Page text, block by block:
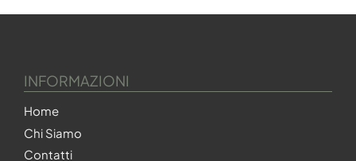
INFORMAZIONI
Home
Chi Siamo
Contatti